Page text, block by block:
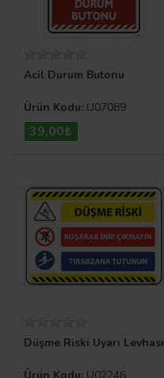
Acil Durum Butonu
Ürün Kodu: U07089
39,00₺
Düşme Riski Uyarı Levhası